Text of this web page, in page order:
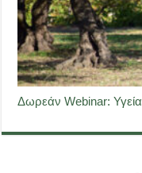
Δωρεάν Webinar: